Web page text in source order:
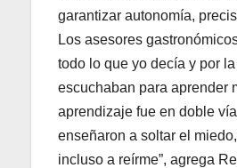
garantizar autonomía,
Los asesores
todo lo que yo decía y por
escuchaban para aprender
aprendizaje fue en doble
enseñaron a soltar el
incluso a reírme”, agrega